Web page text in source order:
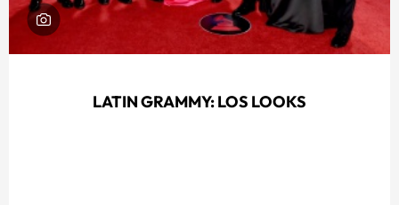
LATIN GRAMMY: LOS LOOKS